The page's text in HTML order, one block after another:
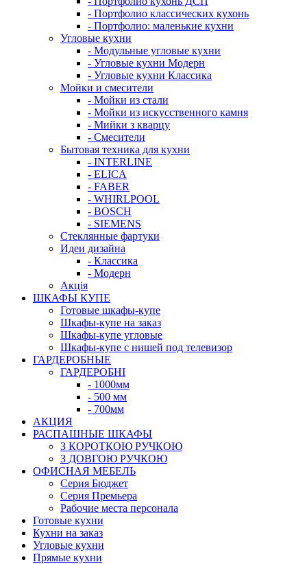
- Портфолио классических кухонь
- Портфолио: маленькие кухни
Угловые кухни
- Модульные угловые кухни
- Угловые кухни Модерн
- Угловые кухни Классика
Мойки и смесители
- Мойки из стали
- Мойки из искусственного камня
- Мийки з кварцу
- Смесители
Бытовая техника для кухни
- INTERLINE
- ELICA
- FABER
- WHIRLPOOL
- BOSCH
- SIEMENS
Стеклянные фартуки
Идеи дизайна
- Класcика
- Модерн
Акція
ШКАФЫ КУПЕ
Готовые шкафы-купе
Шкафы-купе на заказ
Шкафы-купе угловые
Шкафы-купе с нишей под телевизор
ГАРДЕРОБНЫЕ
ГАРДЕРОБНІ
- 1000мм
- 500 мм
- 700мм
АКЦИЯ
РАСПАШНЫЕ ШКАФЫ
З КОРОТКОЮ РУЧКОЮ
З ДОВГОЮ РУЧКОЮ
ОФИСНАЯ МЕБЕЛЬ
Серия Бюджет
Серия Премьера
Рабочие места персонала
Готовые кухни
Кухни на заказ
Угловые кухни
Прямые кухни